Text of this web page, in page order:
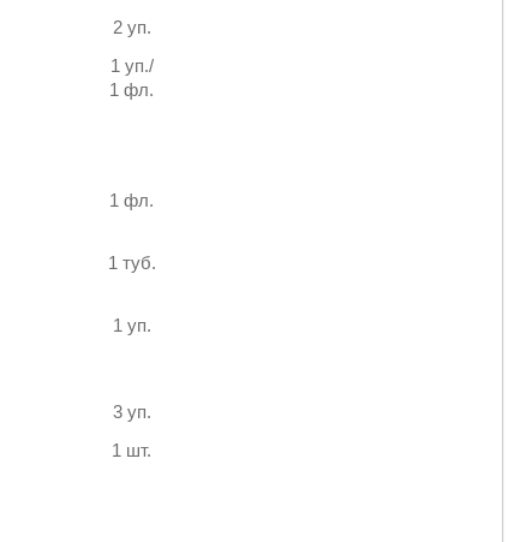
2 уп.
1 уп./
1 фл.
1 фл.
1 туб.
1 уп.
3 уп.
1 шт.